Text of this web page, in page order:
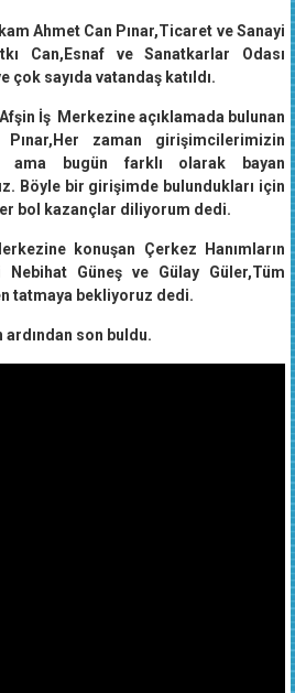
Ahmet Can Pınar,Ticaret ve Sanayi
Can,Esnaf ve Sanatkarlar Odası
çok sayıda vatandaş katıldı.
İş Merkezine açıklamada bulunan
zaman girişimcilerimizin
ama bugün farklı olarak bayan
Böyle bir girişimde bulundukları için
bol kazançlar diliyorum dedi.
konuşan Çerkez Hanımların
Güneş ve Gülay Güler,Tüm
tatmaya bekliyoruz dedi.
ardından son buldu.